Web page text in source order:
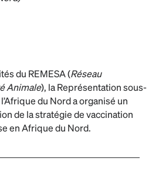
du REMESA (Réseau
Animale), la Représentation sous-
du Nord a organisé un
de la stratégie de vaccination
en Afrique du Nord.